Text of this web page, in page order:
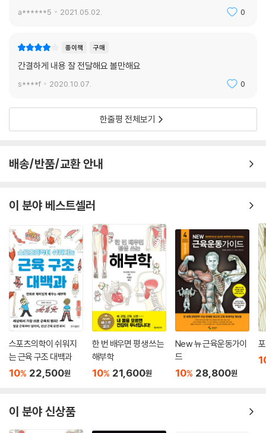
a******5 2021.05.02. 0
종이책 구매
간결하게 내용 잘 전달해요 볼만해요
s****f 2020.10.07. 0
한줄평 전체보기
배송/반품/교환 안내
이 분야 베스트셀러
스포츠의학이 쉬워지
는 근육 구조 대백과
10% 22,500원
한 번 배우면 평생 쓰는
해부학
10% 21,600원
New 뉴 근육운동가이
드
10% 28,800원
이 분야 신상품